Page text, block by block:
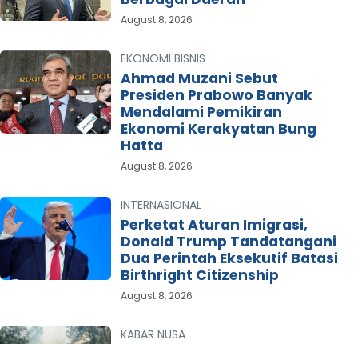
August 8, 2026
EKONOMI BISNIS
Ahmad Muzani Sebut
Presiden Prabowo Banyak
Mendalami Pemikiran
Ekonomi Kerakyatan Bung
Hatta
August 8, 2026
INTERNASIONAL
Perketat Aturan Imigrasi,
Donald Trump Tandatangani
Dua Perintah Eksekutif Batasi
Birthright Citizenship
August 8, 2026
KABAR NUSA